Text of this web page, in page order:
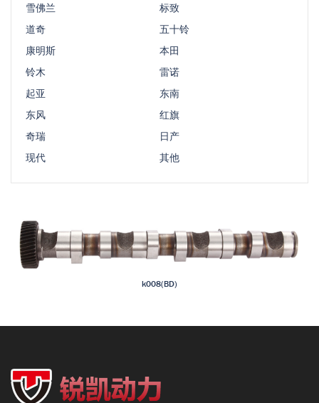
雪佛兰
标致
道奇
五十铃
康明斯
本田
铃木
雷诺
起亚
东南
东风
红旗
奇瑞
日产
现代
其他
k008(BD)